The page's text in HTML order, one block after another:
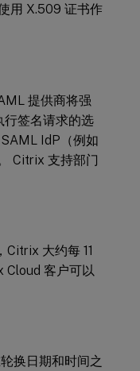
用 X.509 证书作
提供商将强
签名请求的选
IdP（例如
Citrix 支持部门
大约每 11
Cloud 客户可以
换日期和时间之